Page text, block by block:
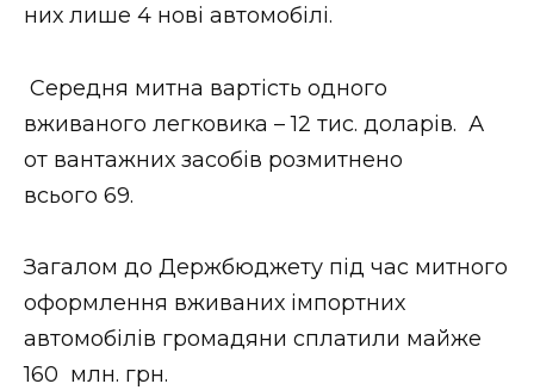
ФОТО
них лише 4 нові автомобілі.
Середня митна вартість одного
вживаного легковика – 12 тис. доларів. А
от вантажних засобів розмитнено
всього 69.
Загалом до Держбюджету під час митного
оформлення вживаних імпортних
автомобілів громадяни сплатили майже
160 млн. грн.